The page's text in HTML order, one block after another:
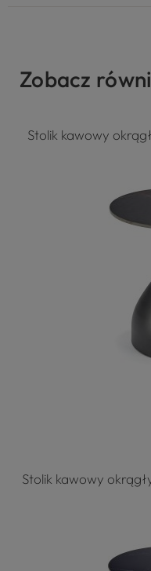
Zobacz
Stolik kawowy
Stolik kawowy